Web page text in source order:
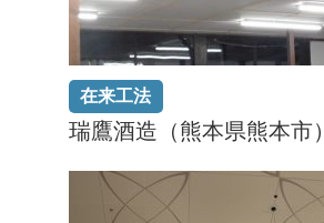
在来工法
瑞鷹酒造（熊本県熊本市）